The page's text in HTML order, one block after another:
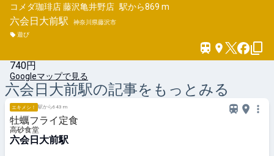
コメダ珈琲店 藤沢亀井野店 駅から869 m
六会日大前駅
神奈川県藤沢市
遊び
740円
Googleマップで見る
六会日大前駅の記事をもっとみる
エキメシ！ 駅から643 m
牡蠣フライ定食
高砂食堂
六会日大前駅